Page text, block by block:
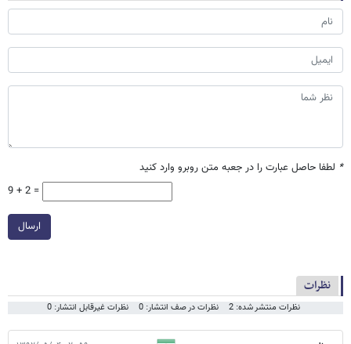
* لطفا حاصل عبارت را در جعبه متن روبرو وارد کنید
9 + 2 =
ارسال
نظرات
نظرات منتشر شده: 2 نظرات در صف انتشار: 0 نظرات غیرقابل انتشار: 0